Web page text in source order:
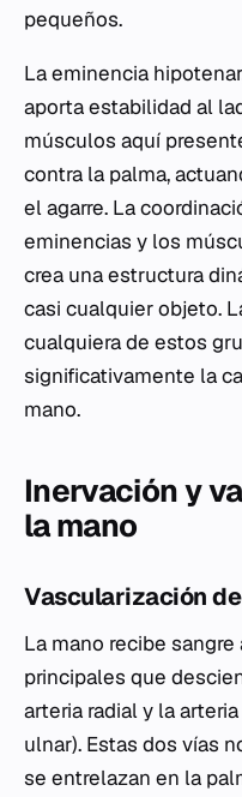
pequeños.
La eminencia
aporta estabilidad al
músculos aquí
contra la palma,
el agarre. La
eminencias y los
crea una estructura
casi cualquier objeto.
cualquiera de estos
significativamente la
mano.
Inervación y
la mano
Vascularización
La mano recibe
principales que
arteria radial y la
ulnar). Estas dos vías
se entrelazan en la